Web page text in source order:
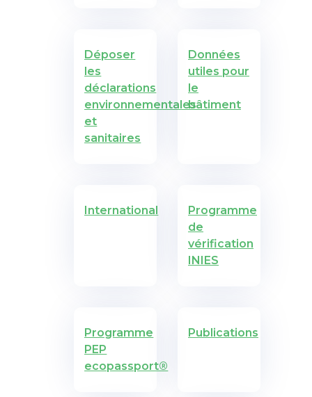
Déposer
les
déclarations
environnementales
et
sanitaires
Données
utiles pour
le
bâtiment
International
Programme
de
vérification
INIES
Programme
PEP
ecopassport®
Publications